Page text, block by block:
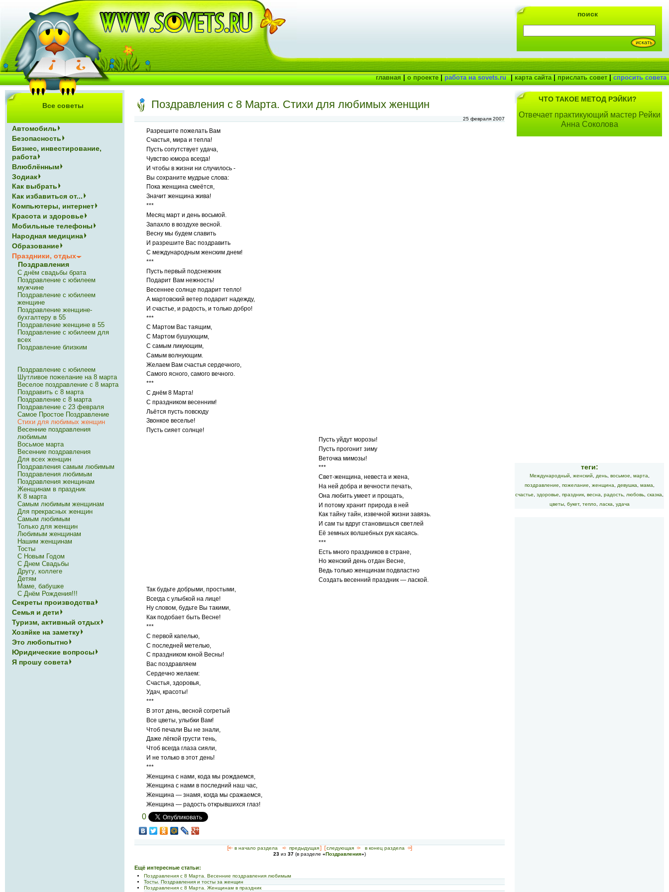
Поздравления с 8 Марта. Стихи для любимых женщин
25 февраля 2007
Разрешите пожелать Вам
Счастья, мира и тепла!
Пусть сопутствует удача,
Чувство юмора всегда!
И чтобы в жизни ни случилось -
Вы сохраните мудрые слова:
Пока женщина смеётся,
Значит женщина жива!
***
Месяц март и день восьмой.
Запахло в воздухе весной.
Весну мы будем славить
И разрешите Вас поздравить
С международным женским днем!
***
Пусть первый подснежник
Подарит Вам нежность!
Весеннее солнце подарит тепло!
А мартовский ветер подарит надежду,
И счастье, и радость, и только добро!
***
С Мартом Вас таящим,
С Мартом бушующим,
С самым ликующим,
Самым волнующим.
Желаем Вам счастья сердечного,
Самого ясного, самого вечного.
***
С днём 8 Марта!
С праздником весенним!
Льётся пусть повсюду
Звонкое веселье!
Пусть сияет солнце!
Пусть уйдут морозы!
Пусть прогонит зиму
Веточка мимозы!
***
Свет-женщина, невеста и жена,
На ней добра и вечности печать,
Она любить умеет и прощать,
И потому хранит природа в ней
Как тайну тайн, извечной жизни завязь.
И сам ты вдруг становишься светлей
Её земных волшебных рук касаясь.
***
Есть много праздников в стране,
Но женский день отдан Весне,
Ведь только женщинам подвластно
Создать весенний праздник — лаской.
Так будьте добрыми, простыми,
Всегда с улыбкой на лице!
Ну словом, будьте Вы такими,
Как подобает быть Весне!
***
С первой капелью,
С последней метелью,
С праздником юной Весны!
Вас поздравляем
Сердечно желаем:
Счастья, здоровья,
Удач, красоты!
***
В этот день, весной согретый
Все цветы, улыбки Вам!
Чтоб печали Вы не знали,
Даже лёгкой грусти тень,
Чтоб всегда глаза сияли,
И не только в этот день!
***
Женщина с нами, кода мы рождаемся,
Женщина с нами в последний наш час,
Женщина — знамя, когда мы сражаемся,
Женщина — радость открывшихся глаз!
0
[<— в начало раздела <- предыдущая] [ следующая -> в конец раздела ->]
23 из 37 (в разделе «Поздравления»)
Ещё интересные статьи:
Поздравления с 8 Марта. Весенние поздравления любимым
Тосты. Поздравления и тосты за женщин
Поздравления с 8 Марта. Женщинам в праздник
Все советы
Автомобиль
Безопасность
Бизнес, инвестирование,
работа
Влюблённым
Зодиак
Как выбрать
Как избавиться от...
Компьютеры, интернет
Красота и здоровье
Мобильные телефоны
Народная медицина
Образование
Праздники, отдых
Поздравления
С днём свадьбы брата
Поздравление с юбилеем
мужчине
Поздравление с юбилеем
женщине
Поздравление женщине-
бухгалтеру в 55
Поздравление женщине в 55
Поздравление с юбилеем для
всех
Поздравление близким
Поздравление с юбилеем
Шутливое пожелание на 8 марта
Веселое поздравление с 8 марта
Поздравить с 8 марта
Поздравление с 8 марта
Поздравление с 23 февраля
Самое Простое Поздравление
Стихи для любимых женщин
Весенние поздравления
любимым
Восьмое марта
Весенние поздравления
Для всех женщин
Поздравления самым любимым
Поздравления любимым
Поздравления женщинам
Женщинам в праздник
К 8 марта
Самым любимым женщинам
Для прекрасных женщин
Самым любимым
Только для женщин
Любимым женщинам
Нашим женщинам
Тосты
С Новым Годом
С Днем Свадьбы
Другу, коллеге
Детям
Маме, бабушке
С Днём Рождения!!!
Секреты производства
Семья и дети
Туризм, активный отдых
Хозяйке на заметку
Это любопытно
Юридические вопросы
Я прошу совета
ЧТО ТАКОЕ МЕТОД РЭЙКИ?
Отвечает практикующий мастер Рейки
Анна Соколова
теги:
Международный женский день, восьмое марта
поздравление
пожелание женщина девушка мама
счастье
здоровье праздник весна радость любовь сказка
цветы, букет, тепло, ласка удача
поиск
главная|о проекте|работа на sovets.ru |карта сайта|прислать совет|спросить совета